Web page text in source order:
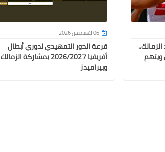
06 أغسطس 2026
قرعة الدور التمهيدي لدوري أبطال
أفريقيا 2026/2027 بمشاركة الزمالك
وبيراميدز